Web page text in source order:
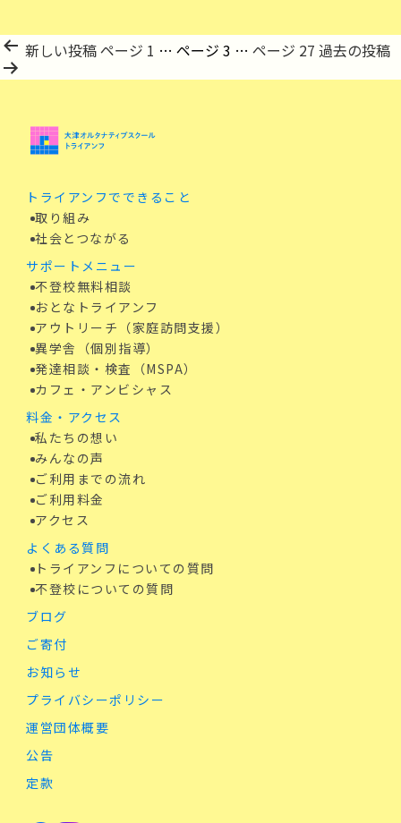
投
稿
の
新しい投稿ページ 1 … ページ 3 … ページ 27 過去の投稿
トライアンフでできること
取り組み
社会とつながる
サポートメニュー
不登校無料相談
おとなトライアンフ
アウトリーチ（家庭訪問支援）
異学舎（個別指導）
発達相談・検査（MSPA）
カフェ・アンビシャス
料金・アクセス
私たちの想い
みんなの声
ご利用までの流れ
ご利用料金
アクセス
よくある質問
トライアンフについての質問
不登校についての質問
ブログ
ご寄付
お知らせ
プライバシーポリシー
運営団体概要
公告
定款